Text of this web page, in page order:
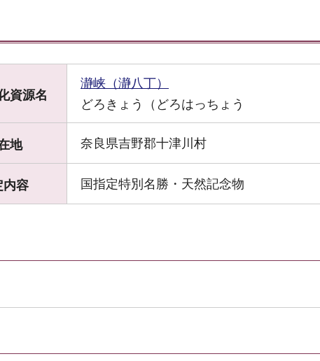
資源名
瀞峡（瀞八丁）
どろきょう（どろはっちょう
地 奈良県吉野郡十津川村
内容 国指定特別名勝・天然記念物